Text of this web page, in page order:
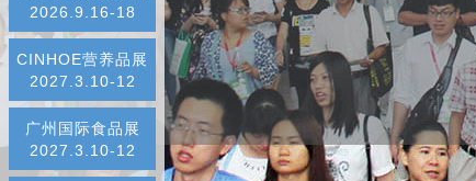
2026.9.16-18
CINHOE营养品展
2027.3.10-12
广州国际食品展
2027.3.10-12